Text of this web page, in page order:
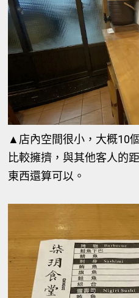
▲店內空間很小，大概10
比較擁擠，與其他客人的
東西還算可以。